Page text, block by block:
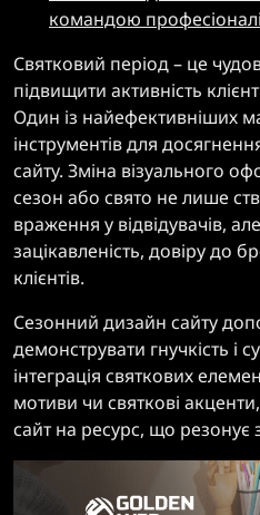
командою
Святковий період – це
підвищити активність
Один із найефективніших
інструментів для
сайту. Зміна візуального
сезон або свято не лише
враження у відвідувачів,
зацікавленість, довіру до
клієнтів.
Сезонний дизайн сайту
демонструвати гнучкість і
інтеграція святкових
мотиви чи святкові
сайт на ресурс, що резонує